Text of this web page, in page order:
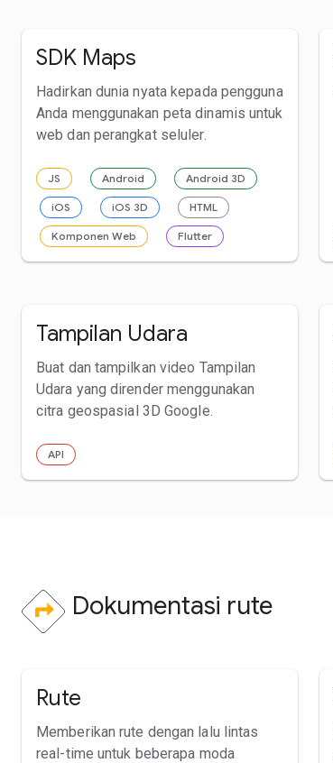
SDK Maps
Hadirkan dunia nyata kepada pengguna
Anda menggunakan peta dinamis untuk
web dan perangkat seluler.
JS Android Android 3D
iOS iOS 3D HTML
Komponen Web Flutter
Tampilan Udara
Buat dan tampilkan video Tampilan
Udara yang dirender menggunakan
citra geospasial 3D Google.
API
Dokumentasi rute
Rute
Memberikan rute dengan lalu lintas
real-time untuk beberapa moda